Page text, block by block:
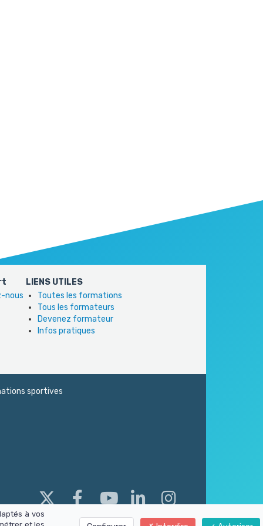
nous
LIENS UTILES
Toutes les formations
Tous les formateurs
Devenez formateur
Infos pratiques
sportives
à vos